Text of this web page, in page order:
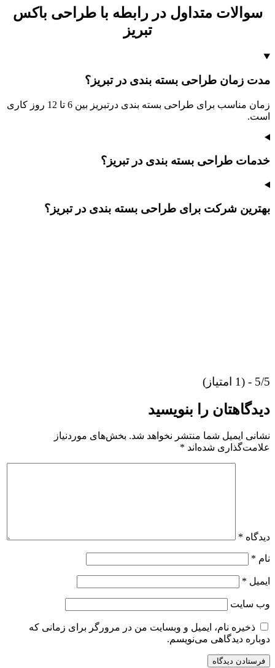
سوالات متداول در رابطه با طراحی باکس
تبریز
مدت زمان طراحی بسته بندی در تبریز؟
زمان مناسب برای طراحی بسته بندی درتبریز بین 6 تا 12 روز کاری
است.
خدمات طراحی بسته بندی در تبریز؟
بهترین شرکت برای طراحی بسته بندی در تبریز؟
5/5 - (1 امتیاز)
دیدگاهتان را بنویسید
نشانی ایمیل شما منتشر نخواهد شد. بخش‌های موردنیاز
علامت‌گذاری شده‌اند *
دیدگاه *
نام *
ایمیل *
وب‌ سایت
ذخیره نام، ایمیل و وبسایت من در مرورگر برای زمانی که
دوباره دیدگاهی می‌نویسم.